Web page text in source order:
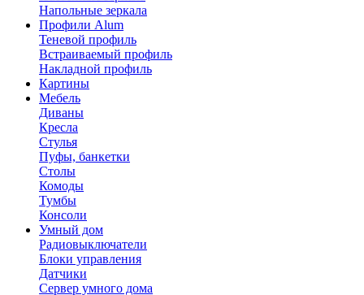
Напольные зеркала
Профили Alum
Теневой профиль
Встраиваемый профиль
Накладной профиль
Картины
Мебель
Диваны
Кресла
Стулья
Пуфы, банкетки
Столы
Комоды
Тумбы
Консоли
Умный дом
Радиовыключатели
Блоки управления
Датчики
Сервер умного дома